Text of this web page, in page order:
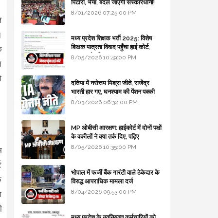
पिटारा, भैया, बदल जाएगी संस्कारधानी!
8/01/2026 07:25:00 PM
मध्य प्रदेश शिक्षक भर्ती 2025: विशेष
शिक्षक पात्रता विवाद पहुँचा हाई कोर्ट;
सरकार से माँगा जवाब
8/05/2026 10:49:00 PM
दतिया में नरोत्तम मिश्रा जीते, राजेंद्र
भारती हार गए, घनश्याम की पेंशन पक्की
और आशुतोष बैक टू...
8/03/2026 06:32:00 PM
MP ओबीसी आरक्षण: हाईकोर्ट में दोनों पक्षों
के वकीलों ने क्या तर्क दिए, पढ़िए
8/05/2026 10:35:00 PM
भोपाल में फर्जी बैंक गारंटी वाले ठेकेदार के
विरुद्ध आपराधिक मामला दर्ज
8/04/2026 09:53:00 PM